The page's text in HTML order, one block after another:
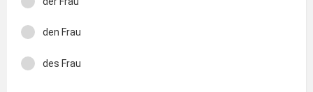
den Frau
des Frau